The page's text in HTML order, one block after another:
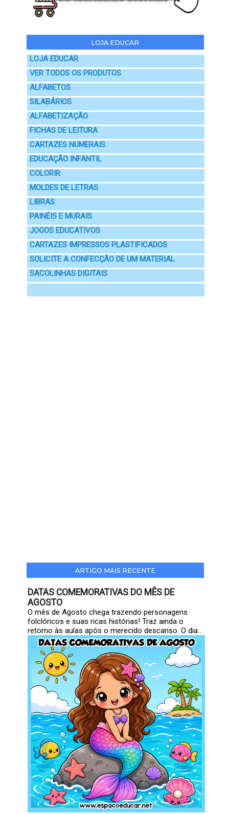
LOJA EDUCAR
LOJA EDUCAR
VER TODOS OS PRODUTOS
ALFABETOS
SILABÁRIOS
ALFABETIZAÇÃO
FICHAS DE LEITURA
CARTAZES NUMERAIS
EDUCAÇÃO INFANTIL
COLORIR
MOLDES DE LETRAS
LIBRAS
PAINÉIS E MURAIS
JOGOS EDUCATIVOS
CARTAZES IMPRESSOS PLASTIFICADOS
SOLICITE A CONFECÇÃO DE UM MATERIAL
SACOLINHAS DIGITAIS
ARTIGO MAIS RECENTE
DATAS COMEMORATIVAS DO MÊS DE
AGOSTO
O mês de Agosto chega trazendo personagens
folclóricos e suas ricas histórias! Traz ainda o
retorno às aulas após o merecido descanso. O dia...